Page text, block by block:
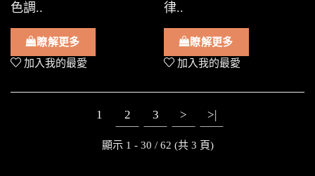
色調..
瞭解更多
加入我的最愛
律..
瞭解更多
加入我的最愛
1 2 3 > >|
顯示 1 - 30 / 62 (共 3 頁)